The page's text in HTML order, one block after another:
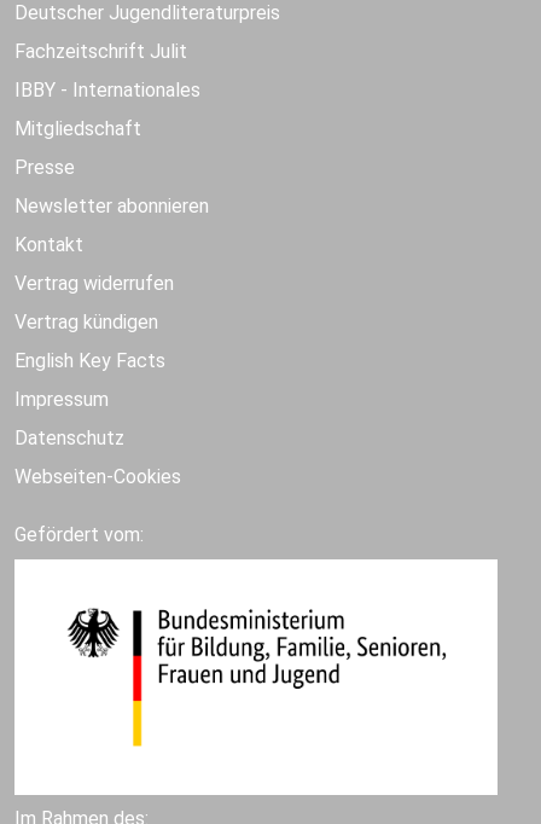
Deutscher Jugendliteraturpreis
Fachzeitschrift Julit
IBBY - Internationales
Mitgliedschaft
Presse
Newsletter abonnieren
Kontakt
Vertrag widerrufen
Vertrag kündigen
English Key Facts
Impressum
Datenschutz
Webseiten-Cookies
Gefördert vom:
Im Rahmen des: